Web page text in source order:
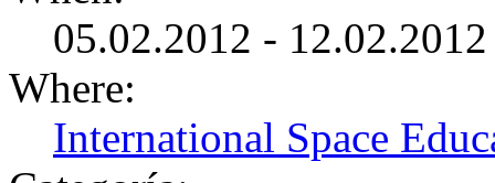
05.02.2012 - 12.02.2012
Where:
International Space